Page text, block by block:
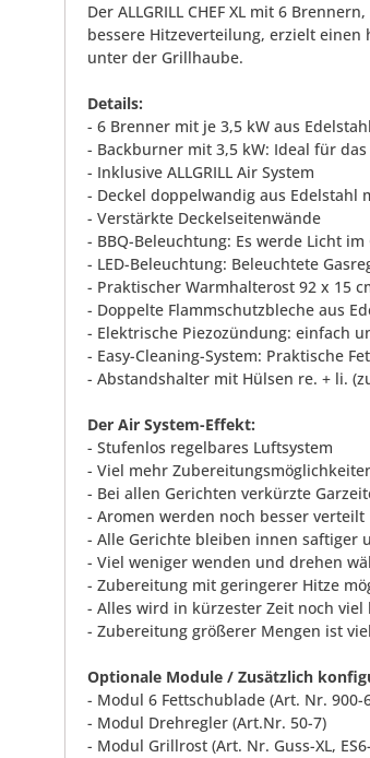
Der ALLGRILL CHEF XL mit 6
bessere Hitzeverteilung, erzielt
unter der Grillhaube.
Details:
- 6 Brenner mit je 3,5 kW aus Edelstahl
- Backburner mit 3,5 kW: Ideal für
- Inklusive ALLGRILL Air System
- Deckel doppelwandig aus Edelstahl
- Verstärkte Deckelseitenwände
- BBQ-Beleuchtung: Es werde Licht
- LED-Beleuchtung: Beleuchtete
- Praktischer Warmhalterost 92 x 15
- Doppelte Flammschutzbleche aus
- Elektrische Piezozündung: einfach
- Easy-Cleaning-System: Praktische
- Abstandshalter mit Hülsen re. + li.
Der Air System-Effekt:
- Stufenlos regelbares Luftsystem
- Viel mehr
- Bei allen Gerichten verkürzte
- Aromen werden noch besser verteilt
- Alle Gerichte bleiben innen saftiger
- Viel weniger wenden und drehen
- Zubereitung mit geringerer Hitze
- Alles wird in kürzester Zeit noch viel
- Zubereitung größerer Mengen ist
Optionale Module / Zusätzlich
- Modul 6 Fettschublade (Art. Nr. 900-
- Modul Drehregler (Art.Nr. 50-7)
- Modul Grillrost (Art. Nr. Guss-XL, ES6-